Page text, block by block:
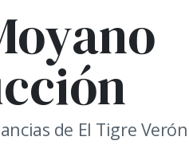
de El Tigre